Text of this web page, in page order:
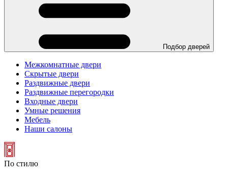
Подбор дверей
Межкомнатные двери
Скрытые двери
Раздвижные двери
Раздвижные перегородки
Входные двери
Умные решения
Мебель
Наши салоны
По стилю